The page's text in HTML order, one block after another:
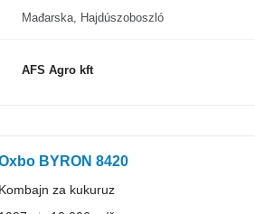
Mađarska, Hajdúszoboszló
AFS Agro kft
BYRON 8420
Kombajn za kukuruz